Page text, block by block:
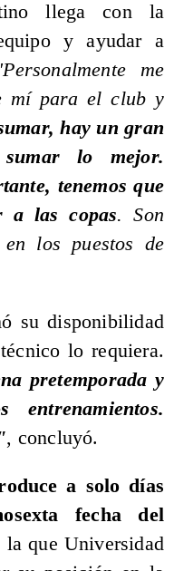
llega con la
y ayudar a
me
mí para el club y
hay un gran
lo mejor.
tenemos que
a las copas. Son
los puestos de
su disponibilidad
lo requiera.
pretemporada y
entrenamientos.
, concluyó.
a solo días
fecha del
la que Universidad